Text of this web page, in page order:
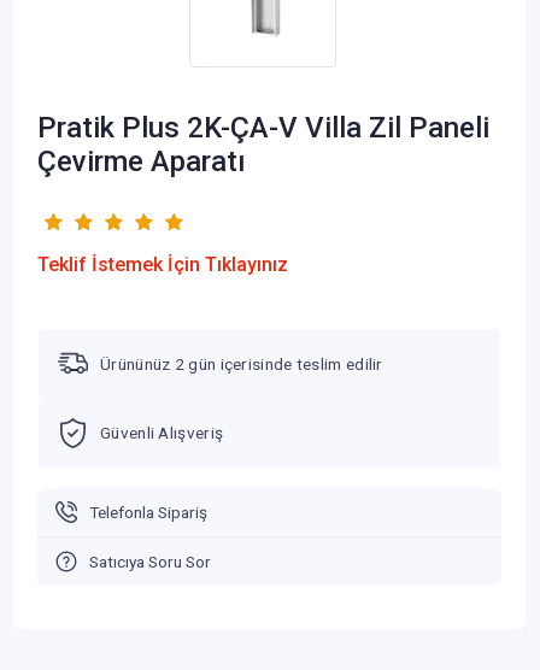
Pratik Plus 2K-ÇA-V Villa Zil Paneli
Çevirme Aparatı
Teklif İstemek İçin Tıklayınız
Ürününüz 2 gün içerisinde teslim edilir
Güvenli Alışveriş
Telefonla Sipariş
Satıcıya Soru Sor